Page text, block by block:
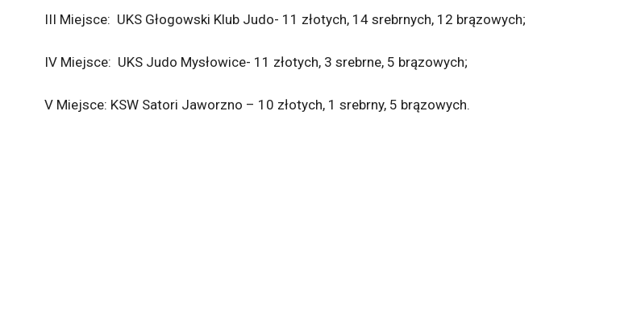
III Miejsce: UKS Głogowski Klub Judo- 11 złotych, 14 srebrnych, 12 brązowych;
IV Miejsce: UKS Judo Mysłowice- 11 złotych, 3 srebrne, 5 brązowych;
V Miejsce: KSW Satori Jaworzno – 10 złotych, 1 srebrny, 5 brązowych.